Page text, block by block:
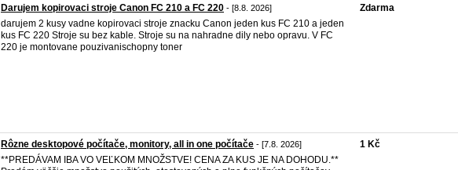
Darujem kopirovaci stroje Canon FC 210 a FC 220 - [8.8. 2026]
darujem 2 kusy vadne kopirovaci stroje znacku Canon jeden kus FC 210 a jeden
kus FC 220 Stroje su bez kable. Stroje su na nahradne dily nebo opravu. V FC
220 je montovane pouzivanischopny toner
Zdarma
Rôzne desktopové počítače, monitory, all in one počítače - [7.8. 2026]
**PREDÁVAM IBA VO VEĽKOM MNOŽSTVE! CENA ZA KUS JE NA DOHODU.**
1 Kč